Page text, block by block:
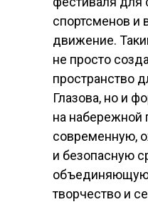
спортсменов и
движение.
не просто
пространство
Глазова, но и
на набережной
современную,
и безопасную
объединяющую
творчество и